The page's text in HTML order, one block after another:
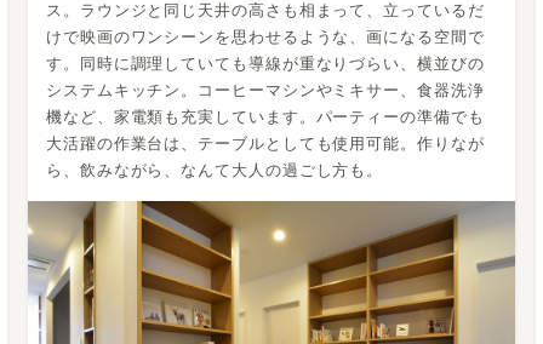
ス。ラウンジと同じ天井の高さも相まって、立っているだ
けで映画のワンシーンを思わせるような、画になる空間で
す。同時に調理していても導線が重なりづらい、横並びの
システムキッチン。コーヒーマシンやミキサー、食器洗浄
機など、家電類も充実しています。パーティーの準備でも
大活躍の作業台は、テーブルとしても使用可能。作りなが
ら、飲みながら、なんて大人の過ごし方も。